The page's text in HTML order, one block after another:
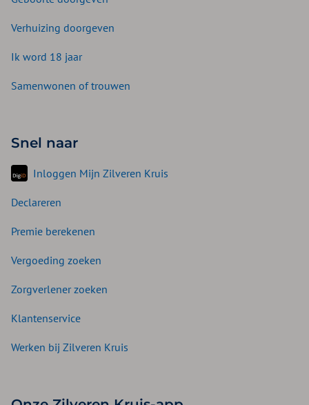
Verhuizing doorgeven
Ik word 18 jaar
Samenwonen of trouwen
Snel naar
Inloggen Mijn Zilveren Kruis
Declareren
Premie berekenen
Vergoeding zoeken
Zorgverlener zoeken
Klantenservice
Werken bij Zilveren Kruis